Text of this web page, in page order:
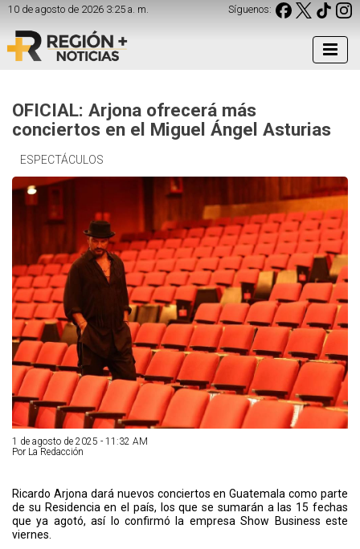
10 de agosto de 2026 3:25 a. m. Síguenos:
OFICIAL: Arjona ofrecerá más
conciertos en el Miguel Ángel Asturias
ESPECTÁCULOS
1 de agosto de 2025 - 11:32 AM
Por La Redacción
Ricardo Arjona dará nuevos conciertos en Guatemala como parte
de su Residencia en el país, los que se sumarán a las 15 fechas
que ya agotó, así lo confirmó la empresa Show Business este
viernes.